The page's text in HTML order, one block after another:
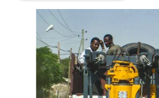
MAPA
SITE
POLÍTICA